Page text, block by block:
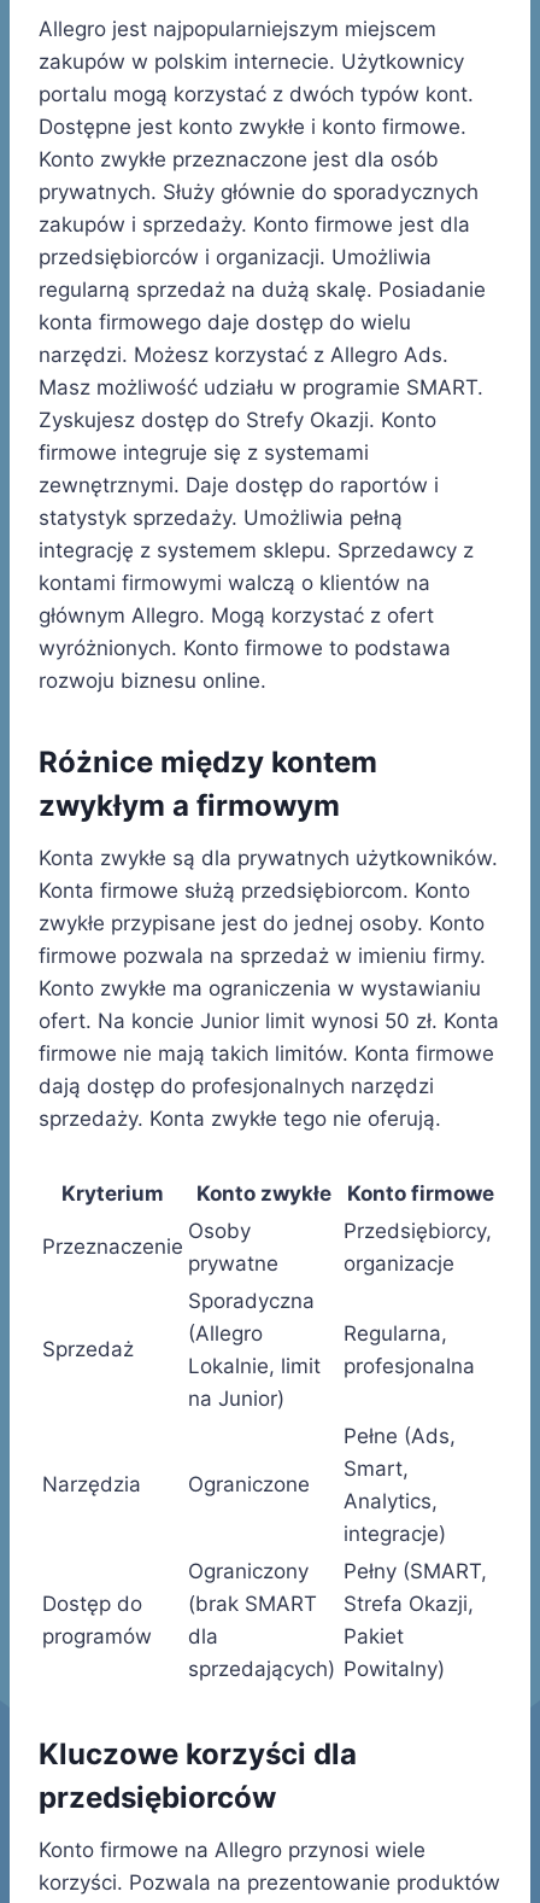
Allegro jest najpopularniejszym miejscem
zakupów w polskim internecie. Użytkownicy
portalu mogą korzystać z dwóch typów kont.
Dostępne jest konto zwykłe i konto firmowe.
Konto zwykłe przeznaczone jest dla osób
prywatnych. Służy głównie do sporadycznych
zakupów i sprzedaży. Konto firmowe jest dla
przedsiębiorców i organizacji. Umożliwia
regularną sprzedaż na dużą skalę. Posiadanie
konta firmowego daje dostęp do wielu
narzędzi. Możesz korzystać z Allegro Ads.
Masz możliwość udziału w programie SMART.
Zyskujesz dostęp do Strefy Okazji. Konto
firmowe integruje się z systemami
zewnętrznymi. Daje dostęp do raportów i
statystyk sprzedaży. Umożliwia pełną
integrację z systemem sklepu. Sprzedawcy z
kontami firmowymi walczą o klientów na
głównym Allegro. Mogą korzystać z ofert
wyróżnionych. Konto firmowe to podstawa
rozwoju biznesu online.
Różnice między kontem
zwykłym a firmowym
Konta zwykłe są dla prywatnych użytkowników.
Konta firmowe służą przedsiębiorcom. Konto
zwykłe przypisane jest do jednej osoby. Konto
firmowe pozwala na sprzedaż w imieniu firmy.
Konto zwykłe ma ograniczenia w wystawianiu
ofert. Na koncie Junior limit wynosi 50 zł. Konta
firmowe nie mają takich limitów. Konta firmowe
dają dostęp do profesjonalnych narzędzi
sprzedaży. Konta zwykłe tego nie oferują.
Kryterium Konto zwykłe Konto firmowe
Przeznaczenie
Osoby
prywatne
Przedsiębiorcy,
organizacje
Sprzedaż
Sporadyczna
(Allegro
Lokalnie, limit
na Junior)
Regularna,
profesjonalna
Narzędzia Ograniczone
Pełne (Ads,
Smart,
Analytics,
integracje)
Dostęp do
programów
Ograniczony
(brak SMART
dla
sprzedających)
Pełny (SMART,
Strefa Okazji,
Pakiet
Powitalny)
Kluczowe korzyści dla
przedsiębiorców
Konto firmowe na Allegro przynosi wiele
korzyści. Pozwala na prezentowanie produktów